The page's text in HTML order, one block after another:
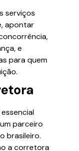
serviços
apontar
e
para quem
parceiro
brasileiro.
a corretora